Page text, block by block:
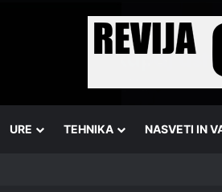
URE TEHNIKA NASVETI IN